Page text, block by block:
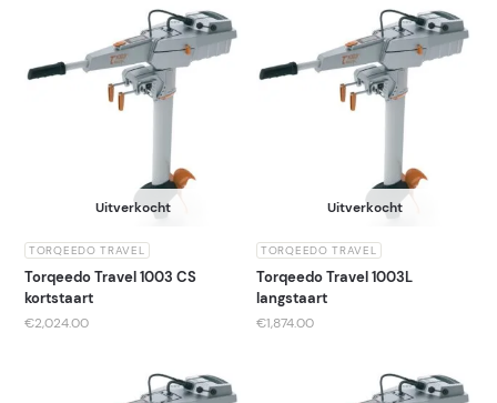
Uitverkocht
TORQEEDO TRAVEL
Torqeedo Travel 1003 CS
kortstaart
€2,024.00
Uitverkocht
TORQEEDO TRAVEL
Torqeedo Travel 1003L
langstaart
€1,874.00